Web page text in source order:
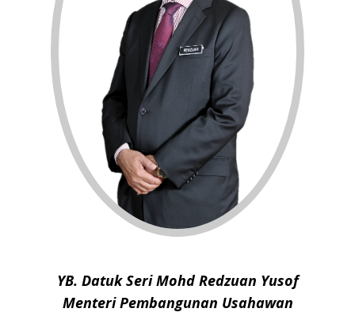
YB. Datuk Seri Mohd Redzuan Yusof
Menteri Pembangunan Usahawan